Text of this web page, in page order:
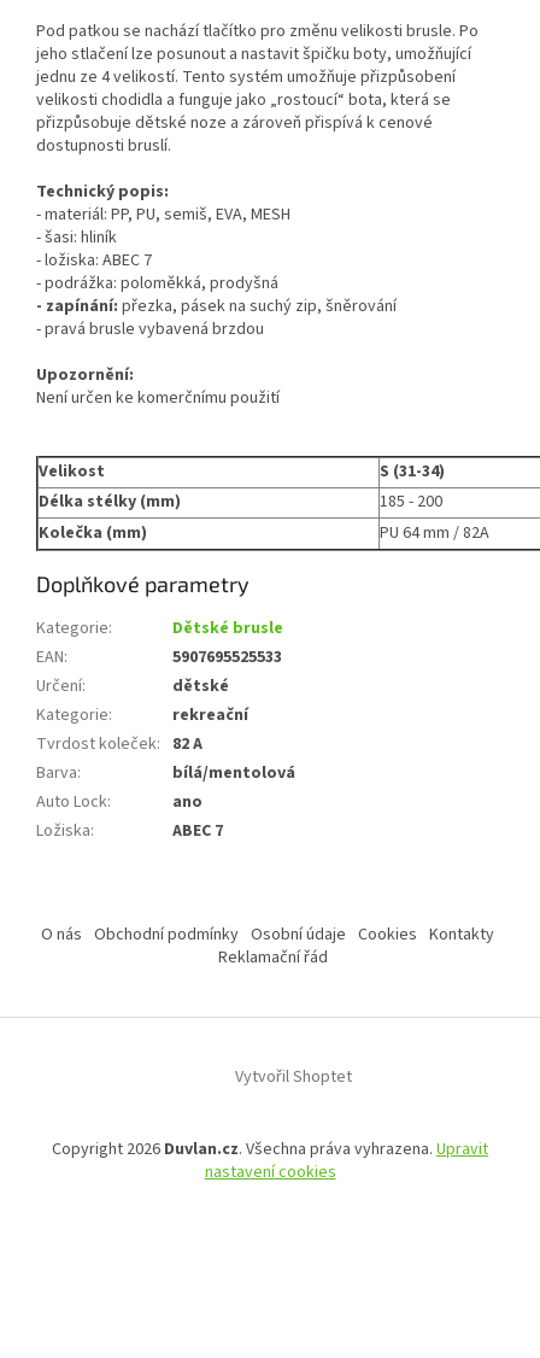
Pod patkou se nachází tlačítko pro změnu velikosti brusle. Po
jeho stlačení lze posunout a nastavit špičku boty, umožňující
jednu ze 4 velikostí. Tento systém umožňuje přizpůsobení
velikosti chodidla a funguje jako „rostoucí“ bota, která se
přizpůsobuje dětské noze a zároveň přispívá k cenové
dostupnosti bruslí.
Technický popis:
- materiál: PP, PU, semiš, EVA, MESH
- šasi: hliník
- ložiska: ABEC 7
- podrážka: poloměkká, prodyšná
- zapínání: přezka, pásek na suchý zip, šněrování
- pravá brusle vybavená brzdou
Upozornění:
Není určen ke komerčnímu použití
Velikost
S (31-34)
Délka stélky (mm)
185 - 200
Kolečka (mm)
PU 64 mm / 82A
Doplňkové parametry
Kategorie:
Dětské brusle
EAN:
5907695525533
Určení:
dětské
Kategorie:
rekreační
Tvrdost koleček: 82 A
Barva:
bílá/mentolová
Auto Lock:
ano
Ložiska: ABEC 7
O nás Obchodní podmínky Osobní údaje Cookies Kontakty
Reklamační řád
Vytvořil Shoptet
Copyright 2026 Duvlan.cz. Všechna práva vyhrazena. Upravit
nastavení cookies